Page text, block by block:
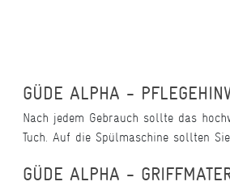
GÜDE ALPHA -
Nach jedem Gebrauch sollte das
Tuch. Auf die Spülmaschine sollten
GÜDE ALPHA -